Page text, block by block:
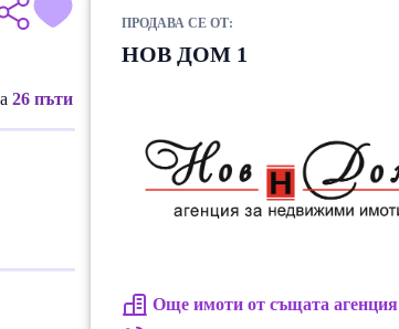
26 пъти
ПРОДАВА СЕ ОТ:
НОВ ДОМ 1
Още имоти от същата агенция